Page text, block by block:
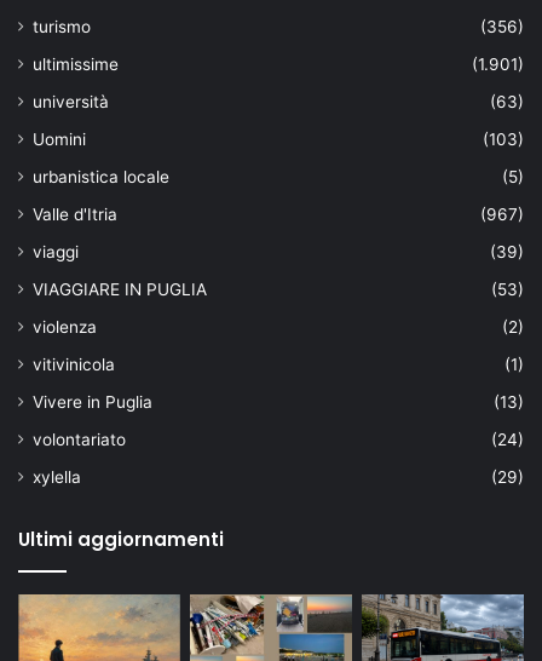
turismo
(356)
ultimissime
(1.901)
università
(63)
Uomini
(103)
urbanistica locale
(5)
Valle d'Itria
(967)
viaggi
(39)
VIAGGIARE IN PUGLIA
(53)
violenza
(2)
vitivinicola
(1)
Vivere in Puglia
(13)
volontariato
(24)
xylella
(29)
Ultimi aggiornamenti